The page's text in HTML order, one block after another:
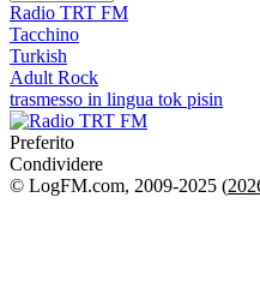
Radio TRT FM
Tacchino
Turkish
Adult Rock
trasmesso in lingua tok pisin
Preferito
Condividere
© LogFM.com, 2009-2025 (